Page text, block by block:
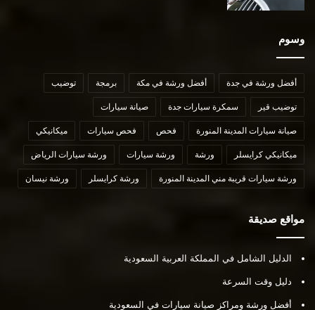
وسوم
أفضل ورشة في جدة أفضل ورشة في مكة برمجة توضيب
توضيب قير سمكرة سيارات جدة صيانة سيارات
صيانة سيارات المدينة المنورة فحص فحص سيارات ميكانيكي
ميكانيكي كرايسلر ورشة ورشة سيارات ورشة سيارات الرياض
ورشة سيارات قريبة مني المدينة المنورة ورشة كرايسلر ورشة نيسان
مواقع صديقة
الدليل الشامل في المملكة العربية السعودية
دليل وقت السرعة
أفضل ورشة ومراكز صيانة سيارات في السعودية